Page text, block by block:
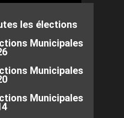
les élections
Municipales
Municipales
Municipales